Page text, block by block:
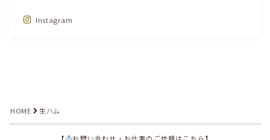
Instagram
HOME 生ハム
【 お問い合わせ・お仕事のご依頼はこちら】